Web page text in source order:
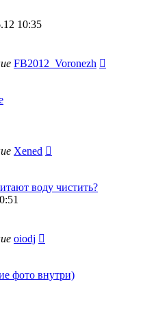
10:35
FB2012_Voronezh
Xened
воду чистить?
oiodj
фото внутри)